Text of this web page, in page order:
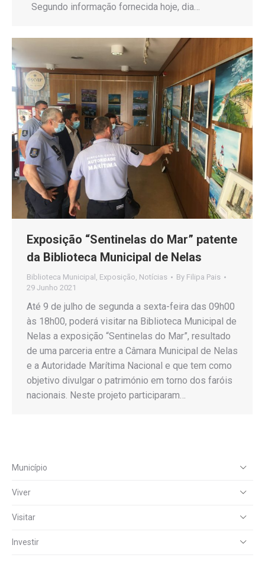
Segundo informação fornecida hoje, dia…
Exposição “Sentinelas do Mar” patente
da Biblioteca Municipal de Nelas
Biblioteca Municipal Exposição Notícias By Filipa Pais
29 Junho 2021
Até 9 de julho de segunda a sexta-feira das 09h00
às 18h00, poderá visitar na Biblioteca Municipal de
Nelas a exposição “Sentinelas do Mar”, resultado
de uma parceria entre a Câmara Municipal de Nelas
e a Autoridade Marítima Nacional e que tem como
objetivo divulgar o património em torno dos faróis
nacionais. Neste projeto participaram…
Município
Viver
Visitar
Investir